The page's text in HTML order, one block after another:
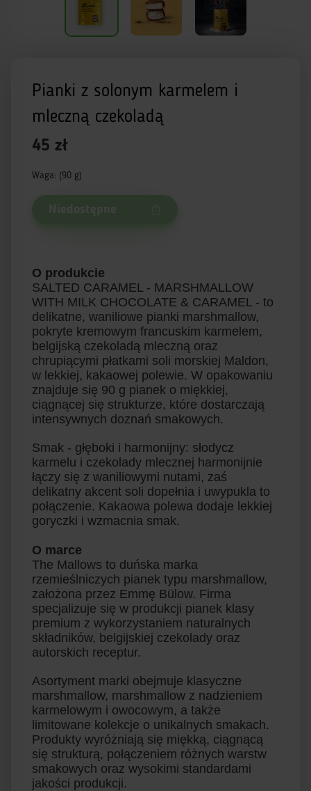
Pianki z solonym karmelem i
mleczną czekoladą
45 zł
Waga: (90 g)
Niedostępne
O produkcie
SALTED CARAMEL - MARSHMALLOW
WITH MILK CHOCOLATE & CARAMEL - to
delikatne, waniliowe pianki marshmallow,
pokryte kremowym francuskim karmelem,
belgijską czekoladą mleczną oraz
chrupiącymi płatkami soli morskiej Maldon,
w lekkiej, kakaowej polewie. W opakowaniu
znajduje się 90 g pianek o miękkiej,
ciągnącej się strukturze, które dostarczają
intensywnych doznań smakowych.
Smak - głęboki i harmonijny: słodycz
karmelu i czekolady mlecznej harmonijnie
łączy się z waniliowymi nutami, zaś
delikatny akcent soli dopełnia i uwypukla to
połączenie. Kakaowa polewa dodaje lekkiej
goryczki i wzmacnia smak.
O marce
The Mallows to duńska marka
rzemieślniczych pianek typu marshmallow,
założona przez Emmę Bülow. Firma
specjalizuje się w produkcji pianek klasy
premium z wykorzystaniem naturalnych
składników, belgijskiej czekolady oraz
autorskich receptur.
Asortyment marki obejmuje klasyczne
marshmallow, marshmallow z nadzieniem
karmelowym i owocowym, a także
limitowane kolekcje o unikalnych smakach.
Produkty wyróżniają się miękką, ciągnącą
się strukturą, połączeniem różnych warstw
smakowych oraz wysokimi standardami
jakości produkcji.